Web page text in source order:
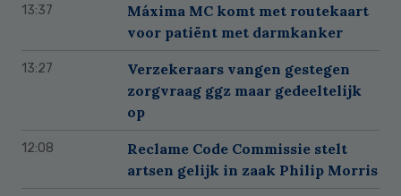
13:37
Máxima MC komt met routekaart
voor patiënt met darmkanker
13:27
Verzekeraars vangen gestegen
zorgvraag ggz maar gedeeltelijk
op
12:08
Reclame Code Commissie stelt
artsen gelijk in zaak Philip Morris